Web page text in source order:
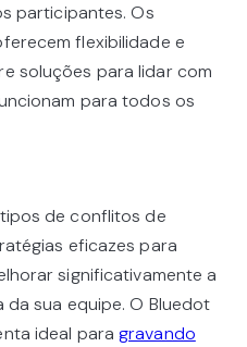
participantes. Os
flexibilidade e
soluções para lidar com
para todos os
de conflitos de
eficazes para
significativamente a
sua equipe. O Bluedot
ideal paragravando